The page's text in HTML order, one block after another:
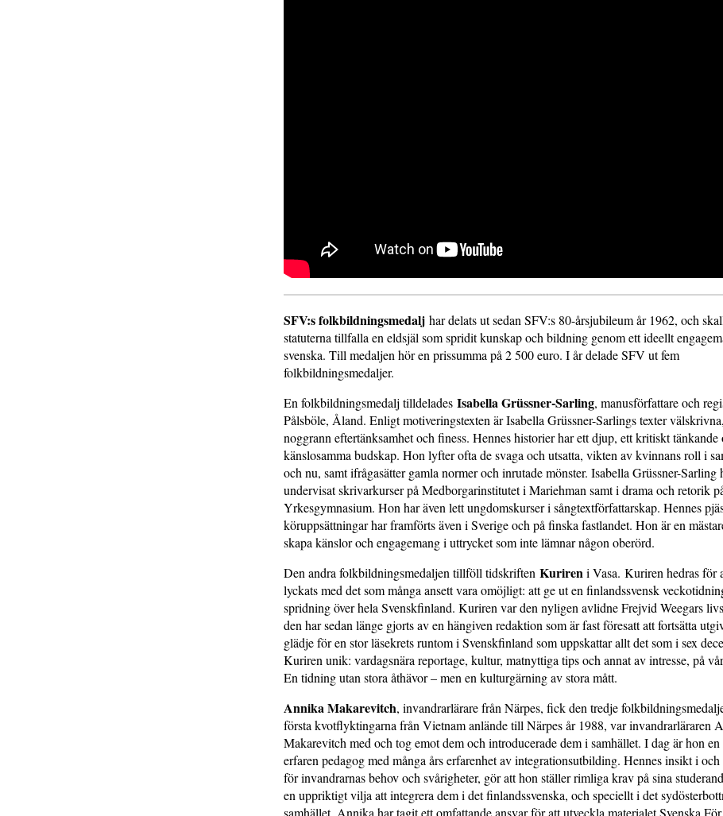
SFV:s folkbildningsmedalj har delats ut sedan SFV:s 80-årsjubileum år 1962, och
statuterna tillfalla en eldsjäl som spridit kunskap och bildning genom ett ideellt
svenska. Till medaljen hör en prissumma på 2 500 euro. I år delade SFV ut fem
folkbildningsmedaljer.
En folkbildningsmedalj tilldelades Isabella Grüssner-Sarling, manusförfattare och
Pålsböle, Åland. Enligt motiveringstexten är Isabella Grüssner-Sarlings texter
noggrann eftertänksamhet och finess. Hennes historier har ett djup, ett kritiskt tänkande
känslosamma budskap. Hon lyfter ofta de svaga och utsatta, vikten av kvinnans roll i
och nu, samt ifrågasätter gamla normer och inrutade mönster. Isabella Grüssner-Sarling
undervisat skrivarkurser på Medborgarinstitutet i Mariehman samt i drama och retorik
Yrkesgymnasium. Hon har även lett ungdomskurser i sångtextförfattarskap. Hennes
köruppsättningar har framförts även i Sverige och på finska fastlandet. Hon är en
skapa känslor och engagemang i uttrycket som inte lämnar någon oberörd.
Den andra folkbildningsmedaljen tillföll tidskriften Kurireni Vasa. Kuriren hedras för
lyckats med det som många ansett vara omöjligt: att ge ut en finlandssvensk
spridning över hela Svenskfinland. Kuriren var den nyligen avlidne Frejvid Weegars
den har sedan länge gjorts av en hängiven redaktion som är fast föresatt att fortsätta
glädje för en stor läsekrets runtom i Svenskfinland som uppskattar allt det som i sex
Kuriren unik: vardagsnära reportage, kultur, matnyttiga tips och annat av intresse, på
En tidning utan stora åthävor – men en kulturgärning av stora mått.
Annika Makarevitch, invandrarlärare från Närpes, fick den tredje
första kvotflyktingarna från Vietnam anlände till Närpes år 1988, var invandrarläraren
Makarevitch med och tog emot dem och introducerade dem i samhället. I dag är hon
erfaren pedagog med många års erfarenhet av integrationsutbilding. Hennes insikt i och
för invandrarnas behov och svårigheter, gör att hon ställer rimliga krav på sina
en uppriktigt vilja att integrera dem i det finlandssvenska, och speciellt i det
samhället. Annika har tagit ett omfattande ansvar för att utveckla materialet Svenska